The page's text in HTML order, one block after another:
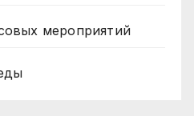
мероприятий